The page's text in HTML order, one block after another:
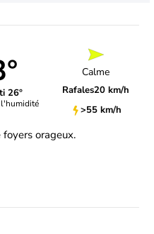
26°
l'humidité
Calme
Rafales20 km/h
>55 km/h
orageux.